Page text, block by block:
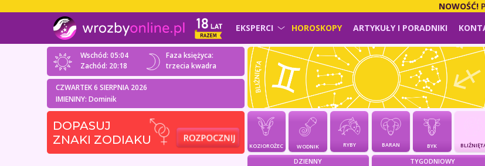
NOWOŚĆ!
EKSPERCI HOROSKOPY ARTYKUŁY I PORADNIKI
Wschód: 05:04
Zachód: 20:18
Faza księżyca:
trzecia kwadra
CZWARTEK 6 SIERPNIA 2026
IMIENINY: Dominik
DOPASUJ
ZNAKI ZODIAKU
KOZIOROŻEC WODNIK RYBY BARAN BYK
DZIENNY TYGODNIOWY